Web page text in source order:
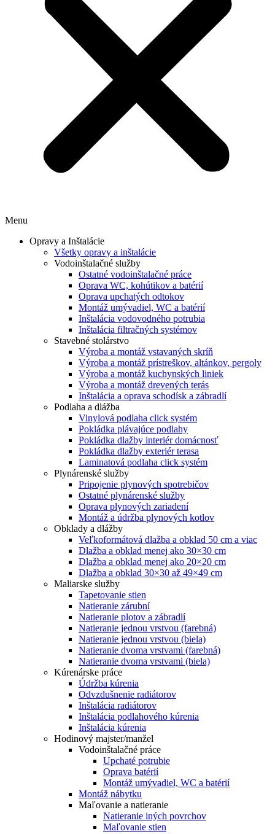
Menu
Opravy a Inštalácie
Všetky opravy a inštalácie
Vodoinštalačné služby
Ostatné vodoinštalačné práce
Oprava WC, kohútikov a batérií
Oprava upchatých odtokov
Montáž umývadiel, WC a batérií
Inštalácia vodovodného potrubia
Inštalácia filtračných systémov
Stavebné stolárstvo
Výroba a montáž vstavaných skríň
Výroba a montáž prístreškov, altánkov, pergoly
Výroba a montáž kuchynských liniek
Výroba a montáž drevených terás
Inštalácia a oprava schodísk a zábradlí
Podlaha a dlážba
Vinylová podlaha click systém
Pokládka plávajúce podlahy
Pokládka dlažby interiér domácnosť
Pokládka dlažby exteriér terasa
Laminatová podlaha click systém
Plynárenské služby
Pripojenie plynových spotrebičov
Ostatné plynárenské služby
Oprava plynových zariadení
Montáž a údržba plynových kotlov
Obklady a dlážby
Veľkoformátová dlažba a obklad 50 cm a viac
Dlažba a obklad menej ako 30×30 cm
Dlažba a obklad menej ako 20×20 cm
Dlažba a obklad 30×30 až 49×49 cm
Maliarske služby
Tapetovanie stien
Natieranie zárubní
Natieranie plotov a zábradlí
Natieranie jednou vrstvou (farebná)
Natieranie jednou vrstvou (biela)
Natieranie dvoma vrstvami (farebná)
Natieranie dvoma vrstvami (biela)
Kúrenárske práce
Údržba kúrenia
Odvzdušnenie radiátorov
Inštalácia radiátorov
Inštalácia podlahového kúrenia
Inštalácia kúrenia
Hodinový majster/manžel
Vodoinštalačné práce
Upchaté potrubie
Oprava batérií
Montáž umývadiel, WC a batérií
Montáž nábytku
Maľovanie a natieranie
Natieranie iných povrchov
Maľovanie stien